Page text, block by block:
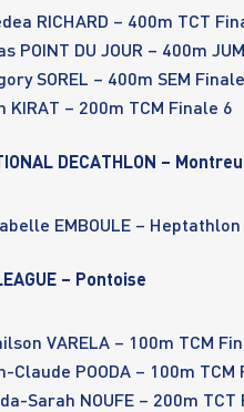
RICHARD – 400m TCT
POINT DU JOUR – 400m
SOREL – 400m SEM
KIRAT – 200m TCM Finale 6
DECATHLON –
EMBOULE – Heptathlon
– Pontoise
VARELA – 100m TCM
Claude POODA – 100m TCM
Sarah NOUFE – 200m TCT